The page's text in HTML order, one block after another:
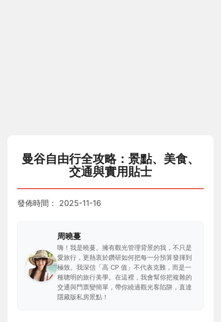
曼谷自由行全攻略：景點、美食、
交通與實用貼士
發佈時間： 2025-11-16
周曉蔓
嗨！我是曉蔓。擁有觀光管理背景的我，不只是
愛旅行，更熱衷於鑽研如何把每一分預算發揮到
極致。我深信「高 CP 值」不代表克難，而是一
種聰明的旅行美學。在這裡，我會幫你把複雜的
交通與門票變簡單，帶你繞過觀光客陷阱，直達
隱藏版私房景點！